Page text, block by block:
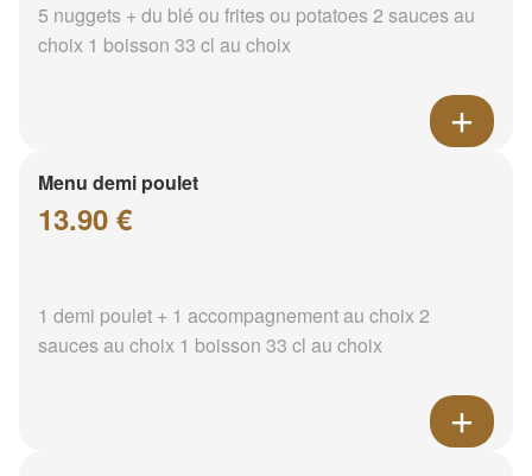
5 nuggets + du blé ou frites ou potatoes 2 sauces au
choix 1 boisson 33 cl au choix
Menu demi poulet
13.90 €
1 demi poulet + 1 accompagnement au choix 2
sauces au choix 1 boisson 33 cl au choix